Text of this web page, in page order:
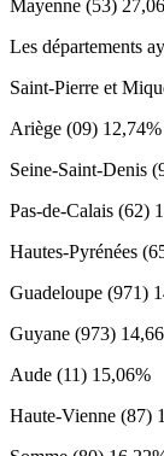
Mayenne (53)
Les départements
Saint-Pierre et
Ariège (09) 12,74%
Seine-Saint-Denis
Pas-de-Calais (62)
Hautes-Pyrénées
Guadeloupe (971)
Guyane (973)
Aude (11) 15,06%
Haute-Vienne (87)